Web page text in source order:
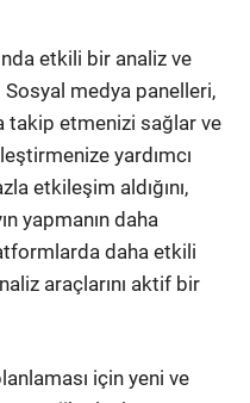
etkili bir analiz ve
medya panelleri,
takip etmenizi sağlar ve
yardımcı
etkileşim aldığını,
yapmanın daha
daha etkili
araçlarını aktif bir
için yeni ve